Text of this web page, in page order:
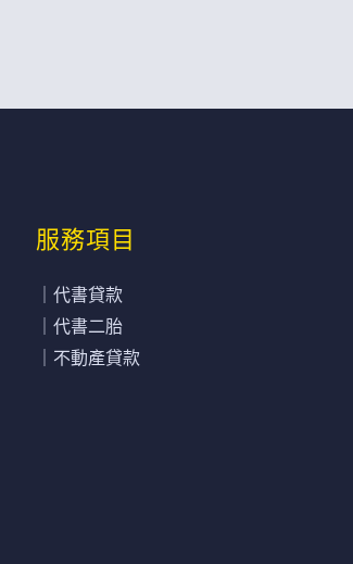
服務項目
｜代書貸款
｜代書二胎
｜不動產貸款